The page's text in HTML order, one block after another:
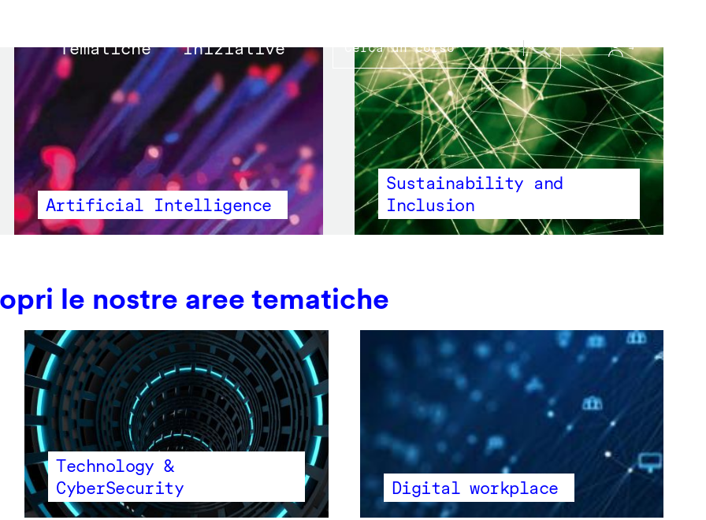
Main
navigation
Tematiche Iniziative
Artificial Intelligence
Sustainability and
Inclusion
le nostre aree tematiche
Technology &
CyberSecurity
Digital workplace